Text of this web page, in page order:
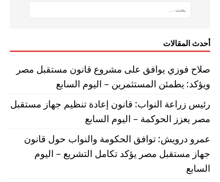
أحدث المقالات
صلاح فوزي يوافق على مشروع قانون مستقبل مصر
ويؤكد: يطمئن المستثمرين – اليوم السابع
رئيس زراعة النواب: قانون إعادة تنظيم جهاز مستقبل
مصر يعزز الحوكمة – اليوم السابع
عمرو درويش: توافق الحكومة والنواب حول قانون
جهاز مستقبل مصر يؤكد تكامل التشريع – اليوم
السابع